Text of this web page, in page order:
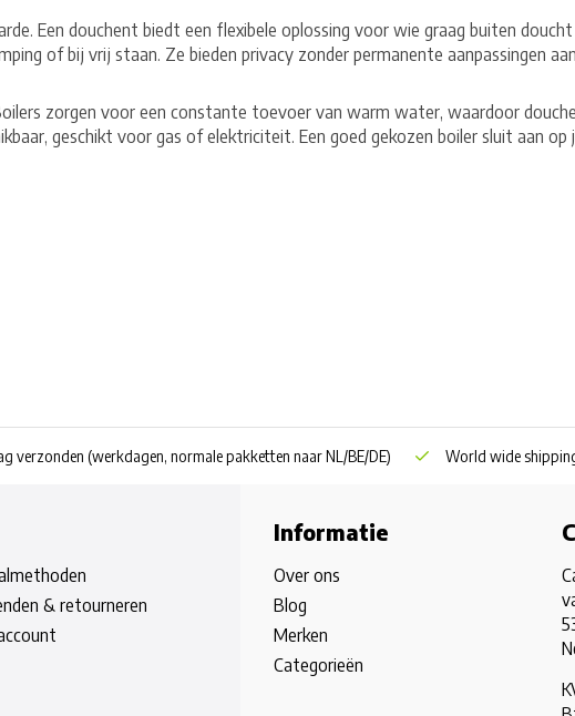
Een douchent biedt een flexibele oplossing voor wie graag buiten
of bij vrij staan. Ze bieden privacy zonder permanente aanpassingen
zorgen voor een constante toevoer van warm water, waardoor
geschikt voor gas of elektriciteit. Een goed gekozen boiler sluit aan
verzonden (werkdagen, normale pakketten naar NL/BE/DE) World wide
& retourneren
Informatie
Over ons
Blog
Merken
Categorieën